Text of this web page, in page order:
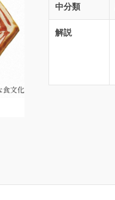
中分類
解説